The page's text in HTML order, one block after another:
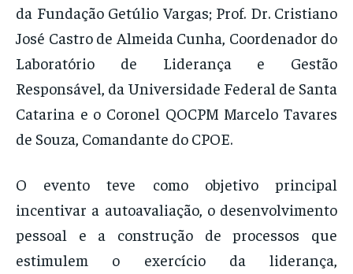
da Fundação Getúlio Vargas; Prof. Dr. Cristiano
José Castro de Almeida Cunha, Coordenador do
Laboratório de Liderança e Gestão
Responsável, da Universidade Federal de Santa
Catarina e o Coronel QOCPM Marcelo Tavares
de Souza, Comandante do CPOE.
O evento teve como objetivo principal
incentivar a autoavaliação, o desenvolvimento
pessoal e a construção de processos que
estimulem o exercício da liderança,